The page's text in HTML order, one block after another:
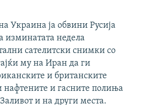
Украина ја обвини Русија
изминатата недела
сателитски снимки со
му на Иран да ги
и британските
нафтените и гасните полиња
и на други места.